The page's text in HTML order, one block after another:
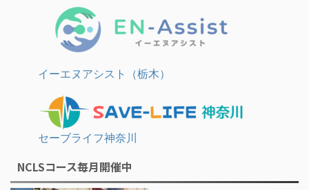
イーエヌアシスト（栃木）
セーブライフ神奈川
NCLSコース毎月開催中